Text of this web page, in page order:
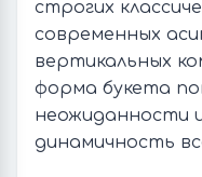
строгих
современных
вертикальных
форма букета
неожиданности
динамичность